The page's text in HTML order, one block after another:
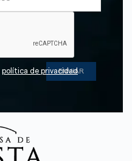
política de privacidad